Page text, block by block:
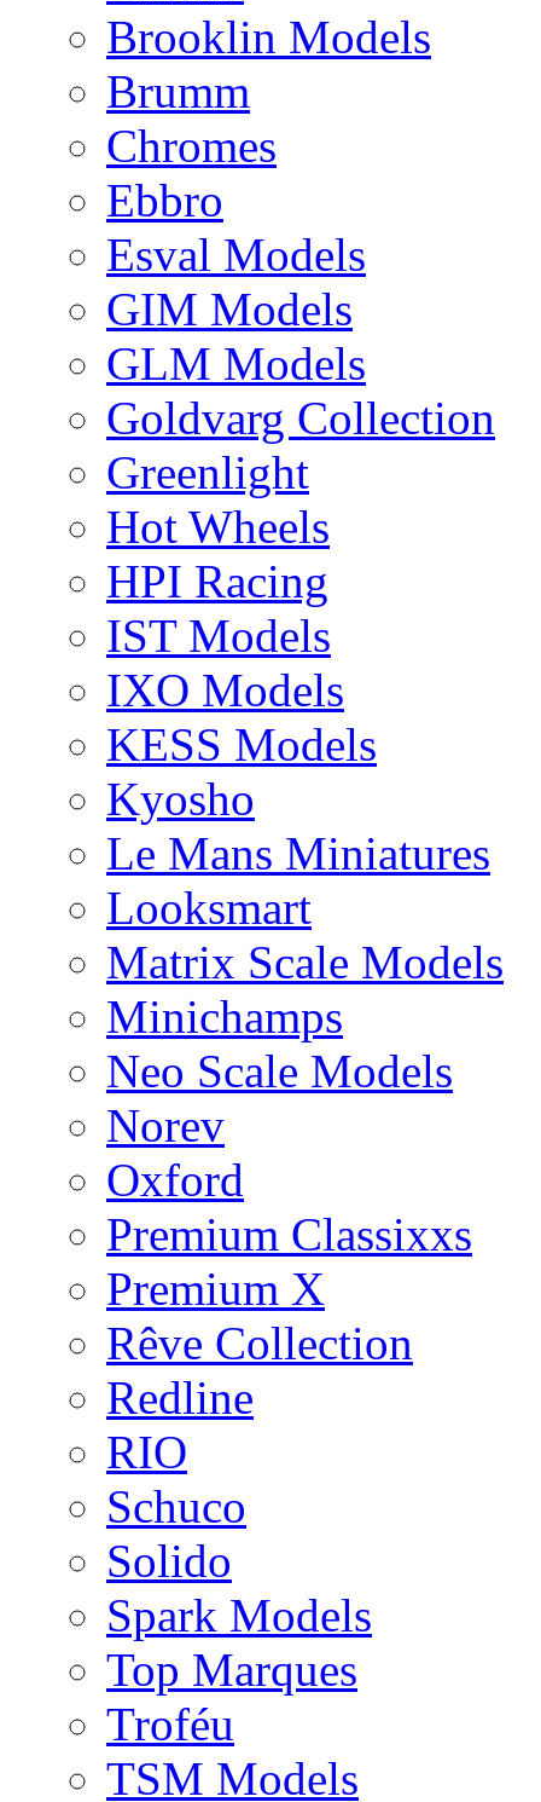
Brooklin Models
Brumm
Chromes
Ebbro
Esval Models
GIM Models
GLM Models
Goldvarg Collection
Greenlight
Hot Wheels
HPI Racing
IST Models
IXO Models
KESS Models
Kyosho
Le Mans Miniatures
Looksmart
Matrix Scale Models
Minichamps
Neo Scale Models
Norev
Oxford
Premium Classixxs
Premium X
Rêve Collection
Redline
RIO
Schuco
Solido
Spark Models
Top Marques
Troféu
TSM Models